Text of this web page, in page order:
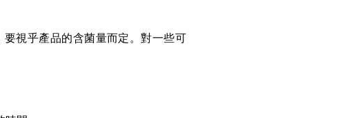
視乎產品的含菌量而定。對一些可